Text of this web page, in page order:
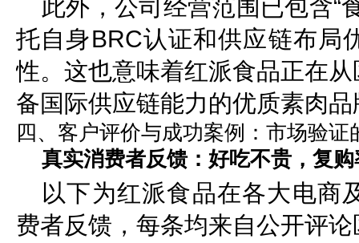
此外，公司经营范围已包含“
托自身BRC认证和供应链布局
性。这也意味着红派食品正在
备国际供应链能力的优质素肉
四、客户评价与成功案例：市场验证
真实消费者反馈：好吃不贵，复
以下为红派食品在各大电商
费者反馈，每条均来自公开评论